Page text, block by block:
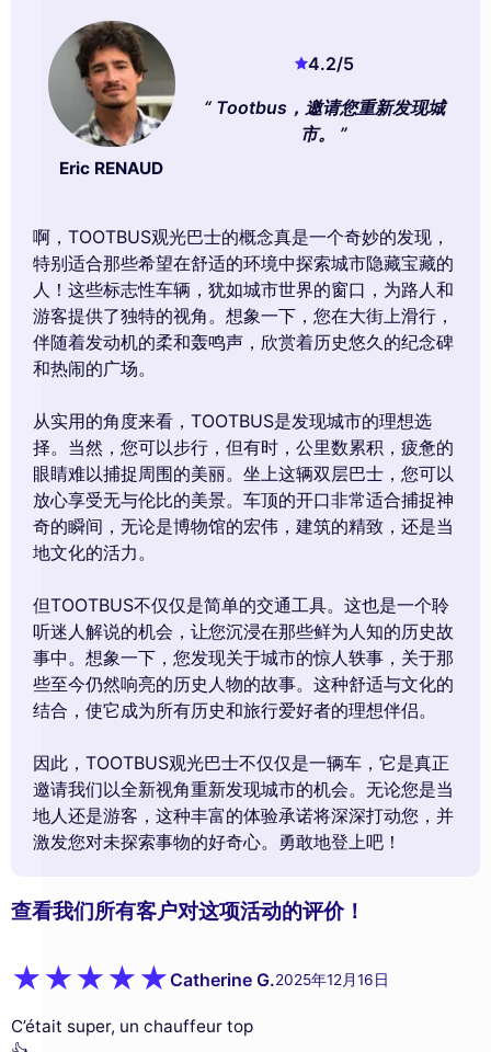
查看我们所有客户对这项活动的评价！
Catherine G.2025年12月16日
C’était super, un chauffeur top
Eric RENAUD
4.2/5
Tootbus，邀请您重新发现城
市。
啊，TOOTBUS观光巴士的概念真是一个奇妙的发现，
特别适合那些希望在舒适的环境中探索城市隐藏宝藏的
人！这些标志性车辆，犹如城市世界的窗口，为路人和
游客提供了独特的视角。想象一下，您在大街上滑行，
伴随着发动机的柔和轰鸣声，欣赏着历史悠久的纪念碑
和热闹的广场。
从实用的角度来看，TOOTBUS是发现城市的理想选
择。当然，您可以步行，但有时，公里数累积，疲惫的
眼睛难以捕捉周围的美丽。坐上这辆双层巴士，您可以
放心享受无与伦比的美景。车顶的开口非常适合捕捉神
奇的瞬间，无论是博物馆的宏伟，建筑的精致，还是当
地文化的活力。
但TOOTBUS不仅仅是简单的交通工具。这也是一个聆
听迷人解说的机会，让您沉浸在那些鲜为人知的历史故
事中。想象一下，您发现关于城市的惊人轶事，关于那
些至今仍然响亮的历史人物的故事。这种舒适与文化的
结合，使它成为所有历史和旅行爱好者的理想伴侣。
因此，TOOTBUS观光巴士不仅仅是一辆车，它是真正
邀请我们以全新视角重新发现城市的机会。无论您是当
地人还是游客，这种丰富的体验承诺将深深打动您，并
激发您对未探索事物的好奇心。勇敢地登上吧！